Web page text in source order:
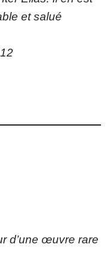
et salué
d’une œuvre rare